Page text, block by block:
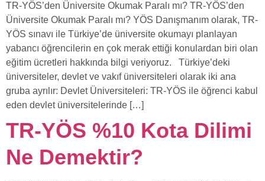
TR-YÖS’den Üniversite Okumak Paralı mı? TR-YÖS’den
Üniversite Okumak Paralı mı? YÖS Danışmanım olarak, TR-
YÖS sınavı ile Türkiye’de üniversite okumayı planlayan
yabancı öğrencilerin en çok merak ettiği konulardan biri olan
eğitim ücretleri hakkında bilgi veriyoruz. Türkiye’deki
üniversiteler, devlet ve vakıf üniversiteleri olarak iki ana
gruba ayrılır: Devlet Üniversiteleri: TR-YÖS ile öğrenci kabul
eden devlet üniversitelerinde […]
TR-YÖS %10 Kota Dilimi
Ne Demektir?